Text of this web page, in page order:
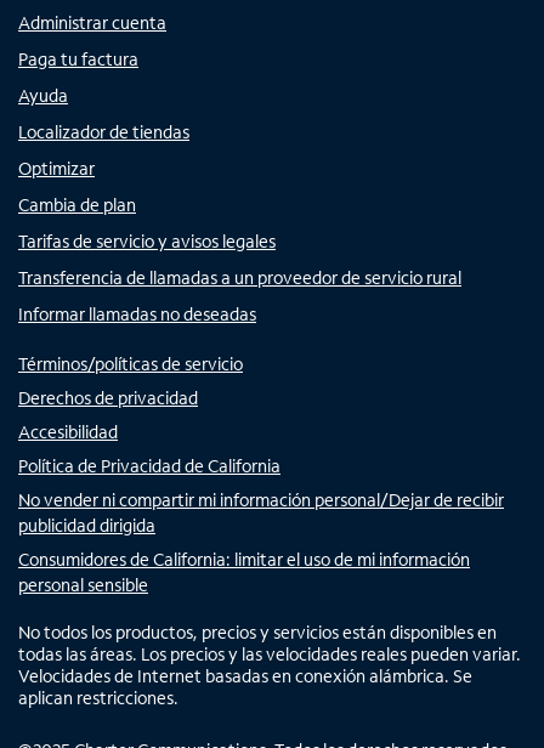
Administrar cuenta
Paga tu factura
Ayuda
Localizador de tiendas
Optimizar
Cambia de plan
Tarifas de servicio y avisos legales
Transferencia de llamadas a un proveedor de servicio rural
Informar llamadas no deseadas
Términos/políticas de servicio
Derechos de privacidad
Accesibilidad
Política de Privacidad de California
No vender ni compartir mi información personal/Dejar de recibir
publicidad dirigida
Consumidores de California: limitar el uso de mi información
personal sensible
No todos los productos, precios y servicios están disponibles en
todas las áreas. Los precios y las velocidades reales pueden variar.
Velocidades de Internet basadas en conexión alámbrica. Se
aplican restricciones.